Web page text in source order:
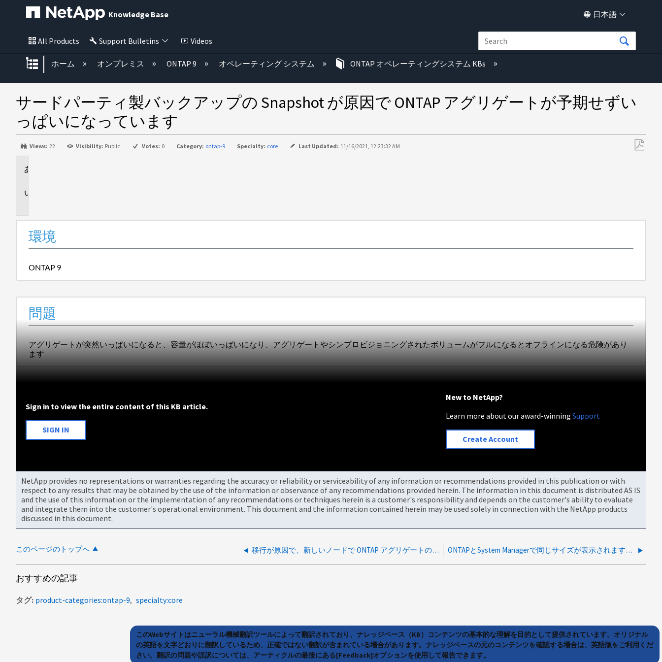
Knowledge Base 日本語
All Products Support Bulletins Videos
グローバル階層を展開/折りたたむ
ホーム オンプレミス ONTAP 9 オペレーティング システム ONTAP オペレーティングシステム KBs
サードパーティ製バックアップの Snapshot が原因で ONTAP アグリゲートが予期せずい
っぱいになっています
Views: 22 Visibility: Public Votes: 0 Category: ontap-9 Specialty: core Last Updated: 11/16/2021, 12:23:32 AM
環境
ONTAP 9
問題
アグリゲートが突然いっぱいになると、容量がほぼいっぱいになり、アグリゲートやシンプロビジョニングされたボリュームがフルになるとオフラインになる危険があり
ます
Sign in to view the entire content of this KB article.
SIGN IN
New to NetApp?
Learn more about our award-winningSupport
Create Account
NetApp provides no representations or warranties regarding the accuracy or reliability or serviceability of any information or recommendations provided in this publication or with
respect to any results that may be obtained by the use of the information or observance of any recommendations provided herein. The information in this document is distributed AS IS
and the use of this information or the implementation of any recommendations or techniques herein is a customer's responsibility and depends on the customer's ability to evaluate
and integrate them into the customer's operational environment. This document and the information contained herein may be used solely in connection with the NetApp products
discussed in this document.
このページのトップへ 移行が原因で、新しいノードで ONTAP アグリゲートの削除が失敗する 状態照会 ONTAPとSystem Managerで同じサイズが表示されますが、単位（TBおよびTiB）は異なります。正しいのはどれですか？
おすすめの記事
タグ product-categories:ontap-9 specialty:core
このWebサイトはニューラル機械翻訳ツールによって翻訳されており、ナレッジベース（KB）コンテンツの基本的な理解を目的として提供されています。オリジナル
の英語を文字どおりに翻訳しているため、正確ではない翻訳が含まれている場合があります。ナレッジベースの元のコンテンツを確認する場合は、英語版をご利用くだ
さい。翻訳の問題や誤訳については、アーティクルの最後にある[Feedback]オプションを使用して報告できます。